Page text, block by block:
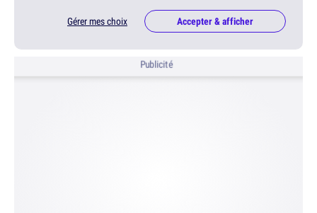
Gérer mes choix Accepter & afficher
Publicité